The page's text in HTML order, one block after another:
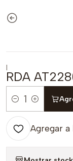
|
RDA
Cantidad
Agregar a